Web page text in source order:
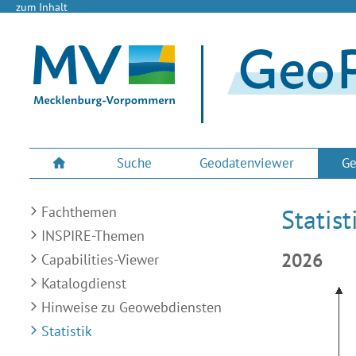
zum Inhalt
Suche Geodatenviewer
Fachthemen
INSPIRE-Themen
Capabilities-Viewer
Katalogdienst
Hinweise zu Geowebdiensten
Statistik
2026